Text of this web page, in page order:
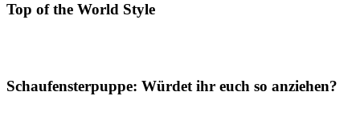
Top of the World Style
Schaufensterpuppe: Würdet ihr euch so anziehen?